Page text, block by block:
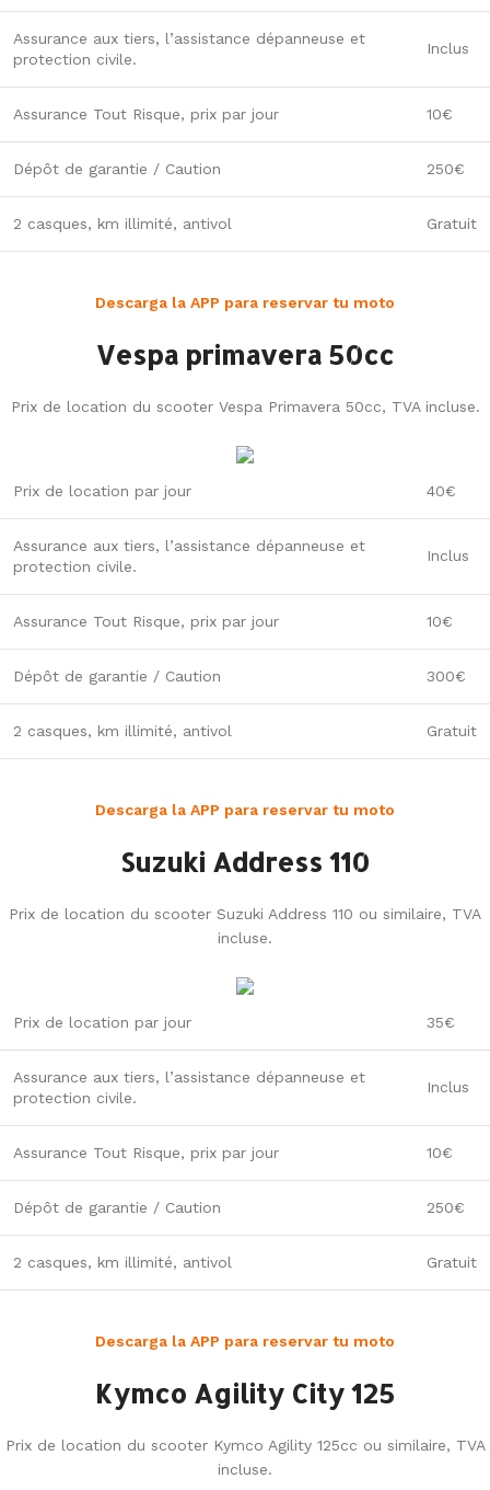
Assurance aux tiers, l’assistance dépanneuse et
protection civile.
Inclus
Assurance Tout Risque, prix par jour 10€
Dépôt de garantie / Caution 250€
2 casques, km illimité, antivol Gratuit
Descarga la APP para reservar tu moto
Vespa primavera 50cc
Prix de location du scooter Vespa Primavera 50cc, TVA incluse.
Prix de location par jour 40€
Assurance aux tiers, l’assistance dépanneuse et
protection civile.
Inclus
Assurance Tout Risque, prix par jour 10€
Dépôt de garantie / Caution 300€
2 casques, km illimité, antivol Gratuit
Descarga la APP para reservar tu moto
Suzuki Address 110
Prix de location du scooter Suzuki Address 110 ou similaire, TVA
incluse.
Prix de location par jour 35€
Assurance aux tiers, l’assistance dépanneuse et
protection civile.
Inclus
Assurance Tout Risque, prix par jour 10€
Dépôt de garantie / Caution 250€
2 casques, km illimité, antivol Gratuit
Descarga la APP para reservar tu moto
Kymco Agility City 125
Prix de location du scooter Kymco Agility 125cc ou similaire, TVA
incluse.